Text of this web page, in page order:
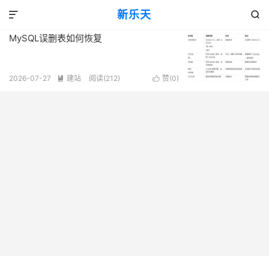
新乐天 
 共 1 篇文章
MySQL误删表如何恢复
 赞(0)
2026-07-27  建站 阅读(212)